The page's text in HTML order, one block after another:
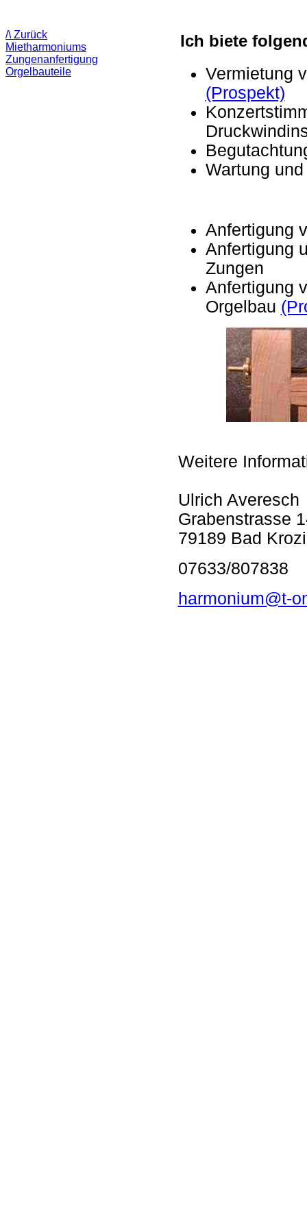
/\ Zurück
Mietharmoniums
Zungenanfertigung
Orgelbauteile
Ich biete
Vermietung
(Prospekt)
Wartung
Anfertigung
Anfertigung
Zungen
Anfertigung
Orgelbau
Weitere
Ulrich Averesch
Grabenstrasse
79189 Bad
07633/807838
harmonium@t-